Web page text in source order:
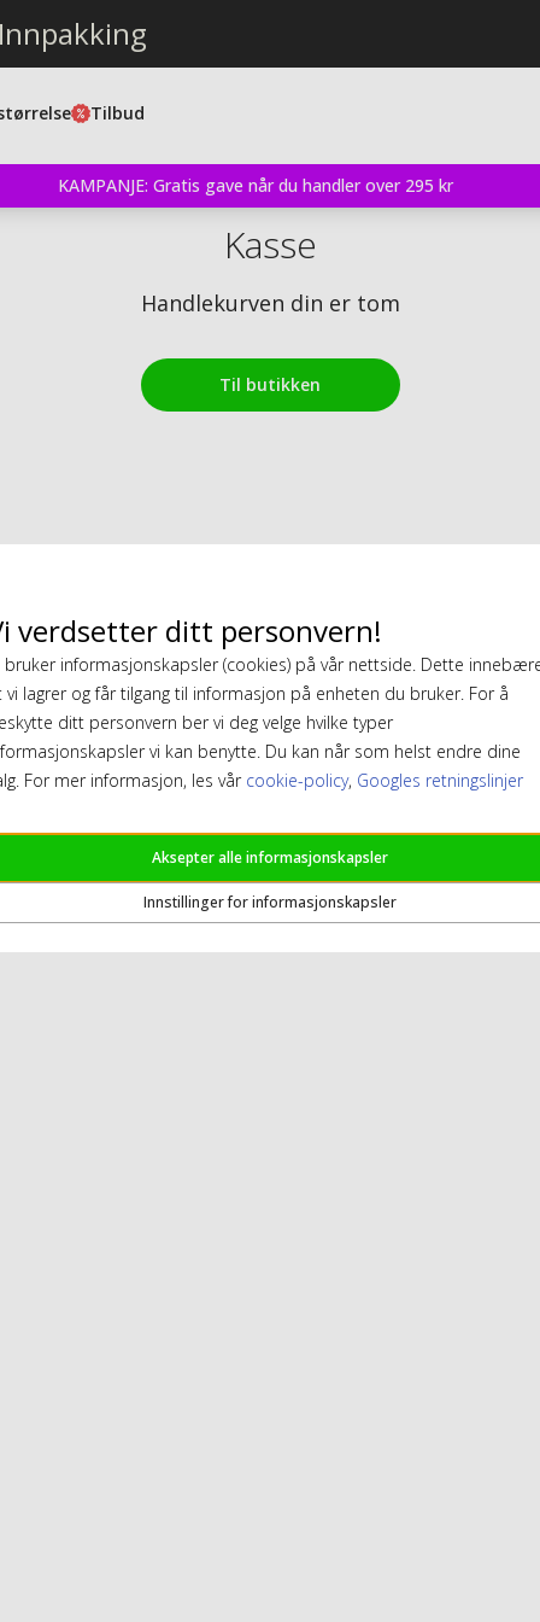
Tilbud
KAMPANJE: Gratis gave når du handler over 295 kr
Kasse
Handlekurven din er tom
Til butikken
verdsetter ditt personvern!
bruker informasjonskapsler (cookies) på vår nettside. Dette
vi lagrer og får tilgang til informasjon på enheten du bruker. For å
ditt personvern ber vi deg velge hvilke typer
vi kan benytte. Du kan når som helst endre dine
For mer informasjon, les vår cookie-policy, Googles retningslinjer
Aksepter alle informasjonskapsler
Innstillinger for informasjonskapsler